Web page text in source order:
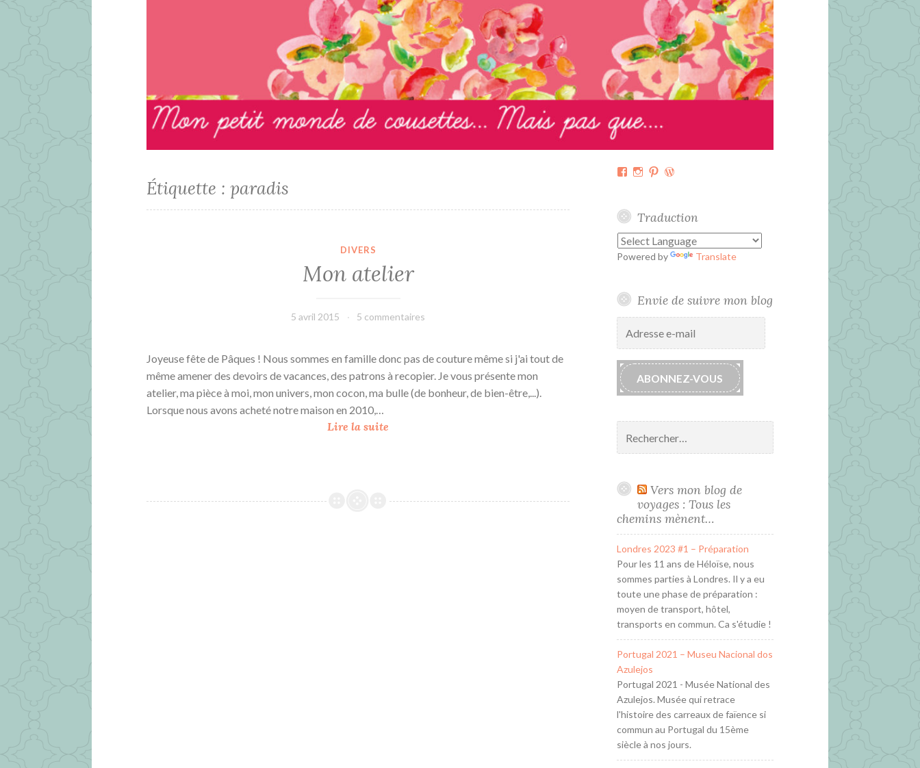
Étiquette :paradis
DIVERS
Mon atelier
5 avril 2015 leffetmain
5 commentaires
Joyeuse fête de Pâques ! Nous sommes en famille donc pas de couture même si j'ai tout de
même amener des devoirs de vacances, des patrons à recopier. Je vous présente mon
atelier, ma pièce à moi, mon univers, mon cocon, ma bulle (de bonheur, de bien-être,...).
Lorsque nous avons acheté notre maison en 2010,…
Lire la suite
Facebook
Instagram
PinterestWordPress.org
Traduction
Powered by Translate
Envie de suivre mon blog
ABONNEZ-VOUS
Vers mon blog de
voyages : Tous les
chemins mènent…
Londres 2023 #1 – Préparation
Pour les 11 ans de Héloïse, nous
sommes parties à Londres. Il y a eu
toute une phase de préparation :
moyen de transport, hôtel,
transports en commun. Ca s'étudie !
Portugal 2021 – Museu Nacional dos
Azulejos
Portugal 2021 - Musée National des
Azulejos. Musée qui retrace
l'histoire des carreaux de faïence si
commun au Portugal du 15ème
siècle à nos jours.